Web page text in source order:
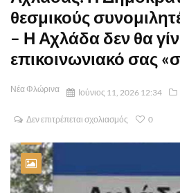
θεσμικούς
– Η Αχλάδα δεν θα
επικοινωνιακό σας
Νέα Φλώρινα Ιούνιος 11, 2026 12:34
Δεν επιτρέπεται σχολιασμός 0